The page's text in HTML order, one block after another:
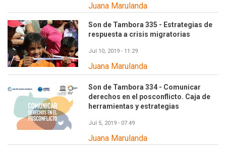
Juana Marulanda
Son de Tambora 335 - Estrategias de
respuesta a crisis migratorias
Jul 10, 2019 - 11:29
Juana Marulanda
Son de Tambora 334 - Comunicar
derechos en el posconflicto. Caja de
herramientas y estrategias
Jul 5, 2019 - 07:49
Juana Marulanda